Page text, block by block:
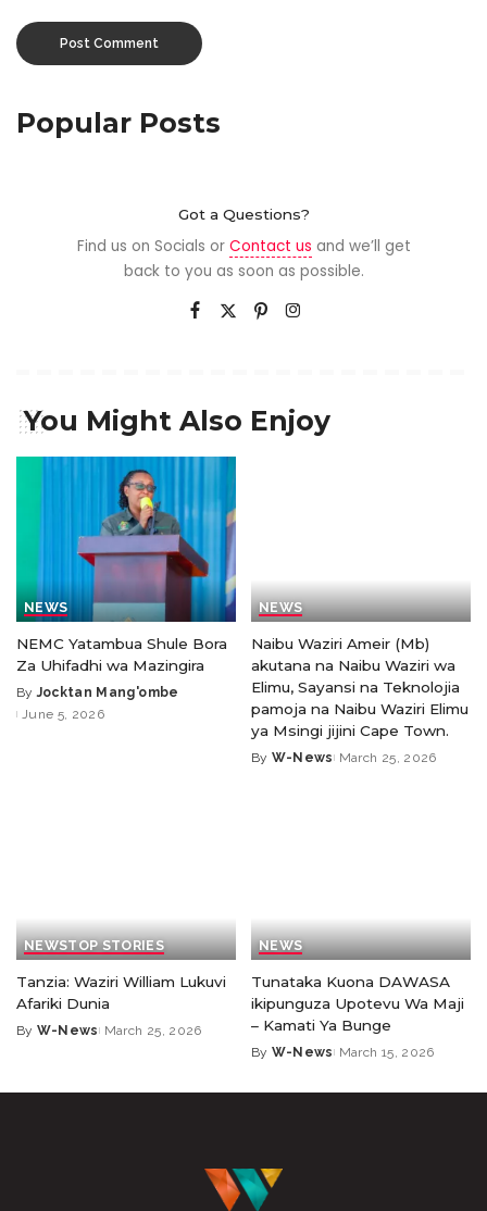
Popular Posts
Got a Questions?
Find us on Socials or Contact us and we’ll get
back to you as soon as possible.
You Might Also Enjoy
NEWS
NEMC Yatambua Shule Bora
Za Uhifadhi wa Mazingira
By Jocktan Mang'ombe
June 5, 2026
NEWS
Naibu Waziri Ameir (Mb)
akutana na Naibu Waziri wa
Elimu, Sayansi na Teknolojia
pamoja na Naibu Waziri Elimu
ya Msingi jijini Cape Town.
By W-News March 25, 2026
NEWSTOP STORIES
Tanzia: Waziri William Lukuvi
Afariki Dunia
By W-News March 25, 2026
NEWS
Tunataka Kuona DAWASA
ikipunguza Upotevu Wa Maji
– Kamati Ya Bunge
By W-News March 15, 2026